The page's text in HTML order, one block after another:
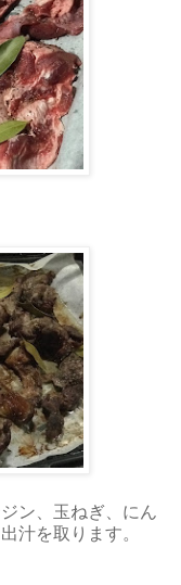
ン、玉ねぎ、にん
汁を取ります。